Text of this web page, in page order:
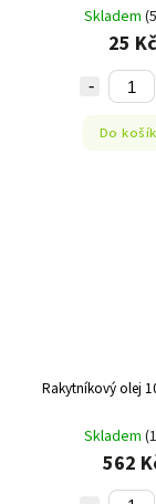
Skladem
25 Kč
Do
Rakytníkový olej
Skladem
562